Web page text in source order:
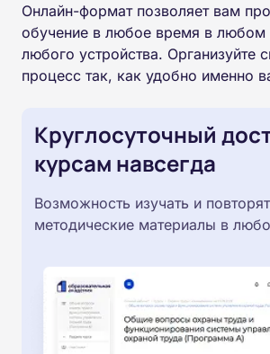
Онлайн-формат позволяет вам
обучение в любое время в любом
любого устройства. Организуйте
процесс так, как удобно именно
Круглосуточный
курсам навсегда
Возможность изучать и
методические материалы в